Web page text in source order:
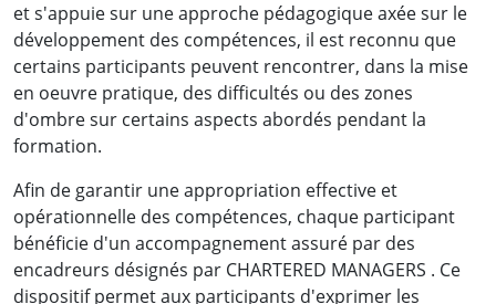
et s'appuie sur une approche pédagogique axée sur le
développement des compétences, il est reconnu que
certains participants peuvent rencontrer, dans la mise
en oeuvre pratique, des difficultés ou des zones
d'ombre sur certains aspects abordés pendant la
formation.
Afin de garantir une appropriation effective et
opérationnelle des compétences, chaque participant
bénéficie d'un accompagnement assuré par des
encadreurs désignés par CHARTERED MANAGERS . Ce
dispositif permet aux participants d'exprimer les